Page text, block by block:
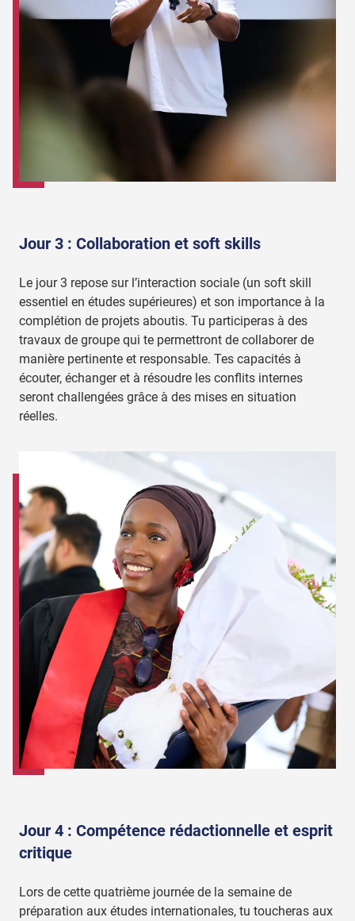
Jour 3 : Collaboration et soft skills
Le jour 3 repose sur l’interaction sociale (un soft skill
essentiel en études supérieures) et son importance à la
complétion de projets aboutis. Tu participeras à des
travaux de groupe qui te permettront de collaborer de
manière pertinente et responsable. Tes capacités à
écouter, échanger et à résoudre les conflits internes
seront challengées grâce à des mises en situation
réelles.
Jour 4 : Compétence rédactionnelle et esprit
critique
Lors de cette quatrième journée de la semaine de
préparation aux études internationales, tu toucheras aux